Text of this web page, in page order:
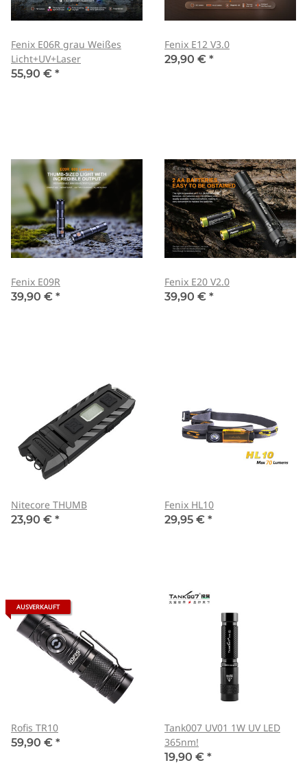
Fenix E06R grau Weißes
Licht+UV+Laser
55,90 € *
Fenix E12 V3.0
29,90 € *
Fenix E09R
39,90 € *
Fenix E20 V2.0
39,90 € *
Nitecore THUMB
23,90 € *
Fenix HL10
29,95 € *
AUSVERKAUFT
Rofis TR10
59,90 € *
Tank007 UV01 1W UV LED
365nm!
19,90 € *